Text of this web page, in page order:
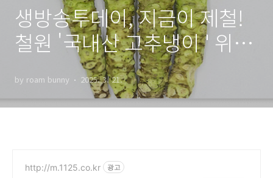
생방송투데이, 지금이 제철!
철원 '국내산 고추냉이 ' 위치
by roam bunny 2025. 3. 21.
http://m.1125.co.kr 광고